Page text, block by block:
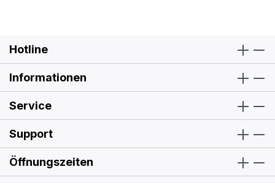
Hotline
Informationen
Service
Support
Öffnungszeiten